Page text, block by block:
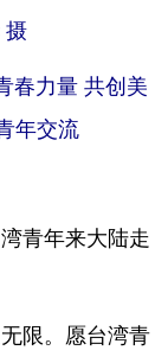
摄
春力量 共创美
年交流
青年来大陆走
限。愿台湾青